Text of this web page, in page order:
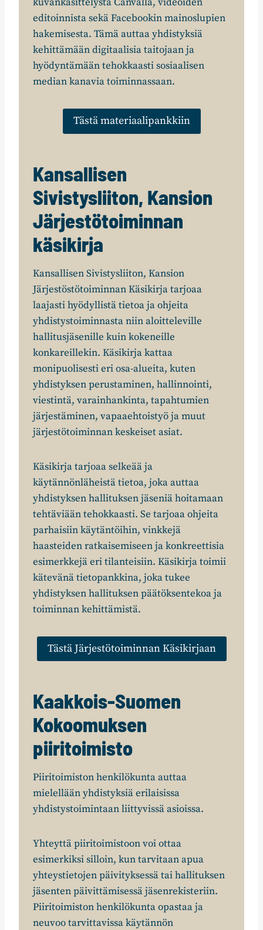
editoinnista sekä Facebookin mainoslupien
hakemisesta. Tämä auttaa yhdistyksiä
kehittämään digitaalisia taitojaan ja
hyödyntämään tehokkaasti sosiaalisen
median kanavia toiminnassaan.
Tästä materiaalipankkiin
Kansallisen
Sivistysliiton, Kansion
Järjestötoiminnan
käsikirja
Kansallisen Sivistysliiton, Kansion
Järjestöstötoiminnan Käsikirja tarjoaa
laajasti hyödyllistä tietoa ja ohjeita
yhdistystoiminnasta niin aloitteleville
hallitusjäsenille kuin kokeneille
konkareillekin. Käsikirja kattaa
monipuolisesti eri osa-alueita, kuten
yhdistyksen perustaminen, hallinnointi,
viestintä, varainhankinta, tapahtumien
järjestäminen, vapaaehtoistyö ja muut
järjestötoiminnan keskeiset asiat.
Käsikirja tarjoaa selkeää ja
käytännönläheistä tietoa, joka auttaa
yhdistyksen hallituksen jäseniä hoitamaan
tehtäviään tehokkaasti. Se tarjoaa ohjeita
parhaisiin käytäntöihin, vinkkejä
haasteiden ratkaisemiseen ja konkreettisia
esimerkkejä eri tilanteisiin. Käsikirja toimii
kätevänä tietopankkina, joka tukee
yhdistyksen hallituksen päätöksentekoa ja
toiminnan kehittämistä.
Tästä Järjestötoiminnan Käsikirjaan
Kaakkois-Suomen
Kokoomuksen
piiritoimisto
Piiritoimiston henkilökunta auttaa
mielellään yhdistyksiä erilaisissa
yhdistystoimintaan liittyvissä asioissa.
Yhteyttä piiritoimistoon voi ottaa
esimerkiksi silloin, kun tarvitaan apua
yhteystietojen päivityksessä tai hallituksen
jäsenten päivittämisessä jäsenrekisteriin.
Piiritoimiston henkilökunta opastaa ja
neuvoo tarvittavissa käytännön